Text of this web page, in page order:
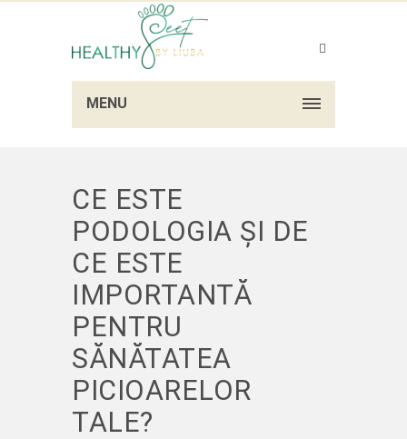
MENU
CE ESTE
PODOLOGIA ȘI DE
CE ESTE
IMPORTANTĂ
PENTRU
SĂNĂTATEA
PICIOARELOR
TALE?